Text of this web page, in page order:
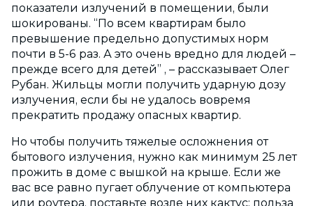
показатели излучений в помещении, были
шокированы. “По всем квартирам было
превышение предельно допустимых норм
почти в 5-6 раз. А это очень вредно для людей –
прежде всего для детей” , – рассказывает Олег
Рубан. Жильцы могли получить ударную дозу
излучения, если бы не удалось вовремя
прекратить продажу опасных квартир.
Но чтобы получить тяжелые осложнения от
бытового излучения, нужно как минимум 25 лет
прожить в доме с вышкой на крыше. Если же
вас все равно пугает облучение от компьютера
или роутера, поставьте возле них кактус: польза